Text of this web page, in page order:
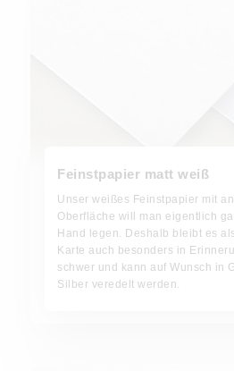
Feinstpapier matt weiß
Unser weißes Feinstpapier mit
Oberfläche will man eigentlich
Hand legen. Deshalb bleibt es
Karte auch besonders in
schwer und kann auf Wunsch in
Silber veredelt werden.